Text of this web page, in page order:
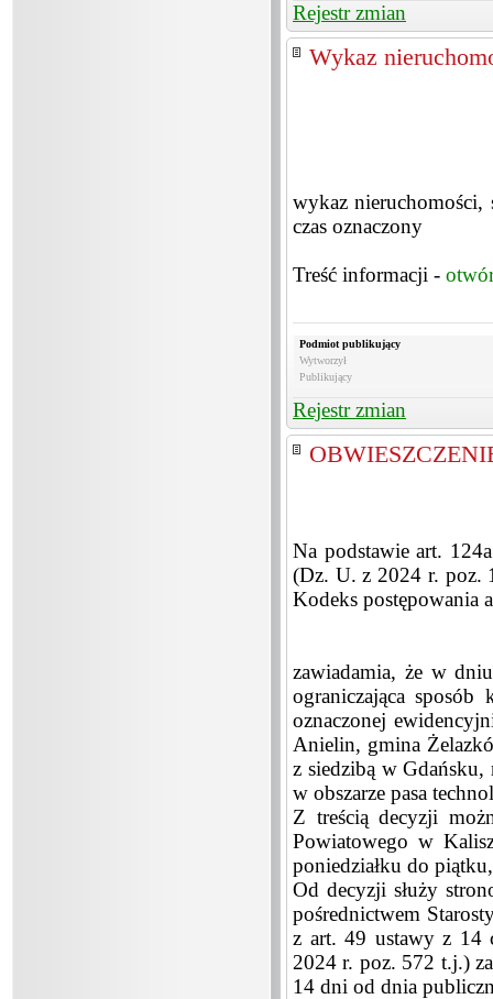
Rejestr zmian
Wykaz
wykaz nieruchomości,
czas oznaczony
Treść informacji -
Podmiot publikujący
Wytworzył
Publikujący
Rejestr zmian
Na podstawie art.
(Dz. U. z 2024 r. poz.
Kodeks postępowania
zawiadamia, że w
ograniczająca
oznaczonej
Anielin, gmina
z siedzibą w
w obszarze pasa
Z treścią decyzji
Powiatowego w
poniedziałku do
Od decyzji służy
pośrednictwem
z art. 49 ustawy z 14
2024 r. poz. 572 t.j.)
14 dni od dnia